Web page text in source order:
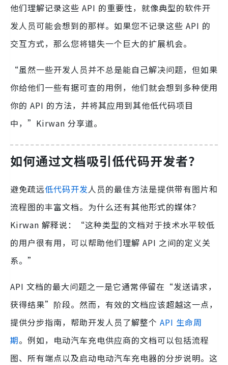
他们理解记录这些 API 的重要性，就像典型的软件开
发人员可能会想到的那样。如果您不记录这些 API 的
交互方式，那么您将错失一个巨大的扩展机会。
“虽然一些开发人员并不总是能自己解决问题，但如果
你给他们一些有据可查的用例，他们就会想到多种使用
你的 API 的方法，并将其应用到其他低代码项目
中，”Kirwan 分享道。
如何通过文档吸引低代码开发者？
避免疏远低代码开发人员的最佳方法是提供带有图片和
流程图的丰富文档。为什么还有其他形式的媒体？
Kirwan 解释说：“这种类型的文档对于技术水平较低
的用户很有用，可以帮助他们理解 API 之间的定义关
系。”
API 文档的最大问题之一是它通常停留在“发送请求，
获得结果”阶段。然而，有效的文档应该超越这一点，
提供分步指南，帮助开发人员了解整个 API 生命周
期。例如，电动汽车充电供应商的文档可以包括流程
图、所有端点以及启动电动汽车充电器的分步说明。这